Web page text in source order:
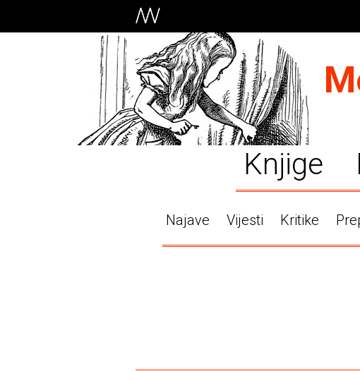
Knjige
Najave Vijesti Kritike